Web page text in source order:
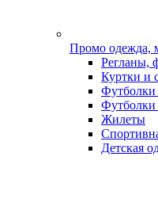
Промо одежда,
Регланы,
Куртки и
Футболки
Футболки
Жилеты
Детская